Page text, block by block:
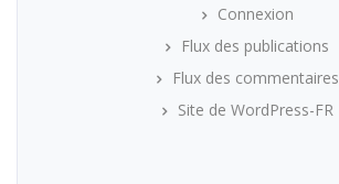
Connexion
Flux des publications
Flux des commentaires
Site de WordPress-FR